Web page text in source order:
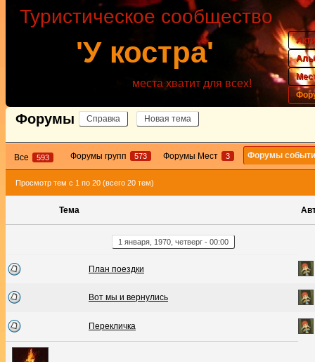
'У костра'
Туристическое сообщество
места хватит для всех!
Форумы Справка Новая тема
Все 593 Форумы групп 573 Форумы Мест 3 Форумы
Просмотр тем с 1 по 20 (всего 20 тем)
Тема
1 января 1970 четверг - 00:00
План поездки
Вот мы и вернулись
Перекличка